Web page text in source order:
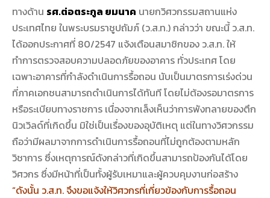
ทางด้าน รศ.ต่อตระกูล ยมนาค นายกวิศวกรรมสถานแห่ง
ประเทศไทย ในพระบรมราชูปถัมภ์ (ว.ส.ท.) กล่าวว่า ขณะนี้ ว.ส.ท.
ได้ออกประกาศที่ 80/2547 แจ้งเตือนสมาชิกของ ว.ส.ท. ให้
ทำการตรวจสอบความปลอดภัยของอาคาร ทั่วประเทศ โดย
เฉพาะอาคารที่กำลังดำเนินการรื้อถอน นับเป็นมาตรการเร่งด่วน
ที่ภาคเอกชนสามารถดำเนินการได้ทันที โดยไม่ต้องรอมาตรการ
หรือระเบียบทางราชการ เนื่องจากเล็งเห็นว่าการพังทลายของตึก
นิวเวิลด์ที่เกิดขึ้น มิใช่เป็นเรื่องของอุบัติเหตุ แต่ในทางวิศวกรรม
ถือว่ามีผลมาจากการดำเนินการรื้อถอนที่ไม่ถูกต้องตามหลัก
วิชาการ ซึ่งเหตุการณ์ดังกล่าวที่เกิดขึ้นสามารถป้องกันได้โดย
วิศวกร ซึ่งมีหน้าที่เป็นทั้งผู้รับเหมาและผู้ควบคุมงานก่อสร้าง
“ดังนั้น ว.ส.ท. จึงขอแจ้งให้วิศวกรที่เกี่ยวข้องกับการรื้อถอน